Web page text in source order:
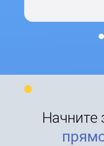
Начните